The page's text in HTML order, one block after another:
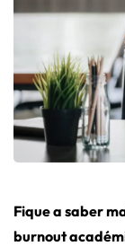
Fique a saber
burnout